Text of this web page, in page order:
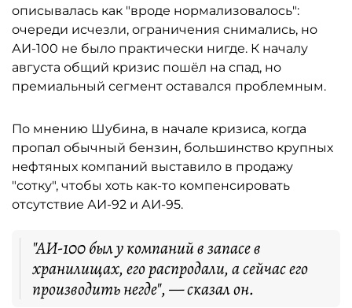
описывалась как "вроде нормализовалось":
очереди исчезли, ограничения снимались, но
АИ-100 не было практически нигде. К началу
августа общий кризис пошёл на спад, но
премиальный сегмент оставался проблемным.
По мнению Шубина, в начале кризиса, когда
пропал обычный бензин, большинство крупных
нефтяных компаний выставило в продажу
"сотку", чтобы хоть как-то компенсировать
отсутствие АИ-92 и АИ-95.
"АИ-100 был у компаний в запасе в
хранилищах, его распродали, а сейчас его
производить негде", — сказал он.